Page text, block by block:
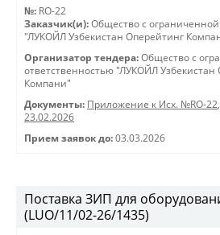
№: RO-22
Заказчик(и): Общество с
"ЛУКОЙЛ Узбекистан Оперейтинг
Организатор тендера: Общество с
ответственностью "ЛУКОЙЛ Узбекистан
Компани"
Документы: Приложение к Исх. №RO-22,
23.02.2026
Прием заявок до: 03.03.2026
Поставка ЗИП для
(LUO/11/02-26/1435)